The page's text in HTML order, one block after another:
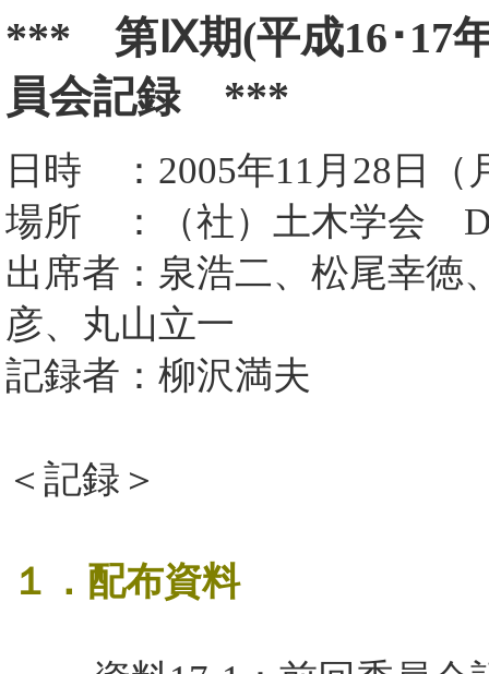
*** 第Ⅸ期(平成16･17年
員会記録 ***
日時 ：2005年11月28日（
場所 ：（社）土木学会
出席者：泉浩二、松尾幸徳
彦、丸山立一
記録者：柳沢満夫
＜記録＞
１．配布資料